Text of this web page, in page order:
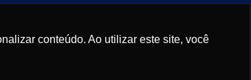
conteúdo. Ao utilizar este site, você